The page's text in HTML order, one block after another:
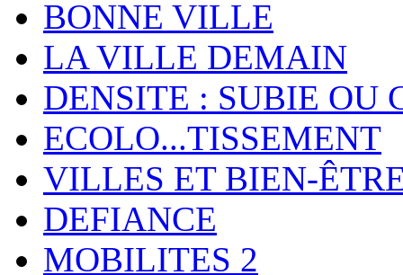
BONNE VILLE
LA VILLE DEMAIN
DENSITE : SUBIE OU
ECOLO...TISSEMENT
VILLES ET BIEN-
DEFIANCE
MOBILITES 2